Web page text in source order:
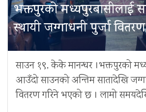
भक्तपुरको मध्यपुरबासीलाई
स्थायी जग्गाधनी पुर्जा
साउन १९, केके मानन्धर ।भक्तपुरको
आउँदो साउनको अन्तिम सातादेखि
वितरण गरिने भएको छ । लामो